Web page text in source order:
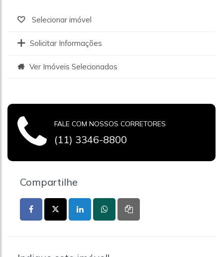
Selecionar imóvel
Solicitar Informações
Ver Imóveis Selecionados
FALE COM NOSSOS CORRETORES
(11) 3346-8800
Compartilhe